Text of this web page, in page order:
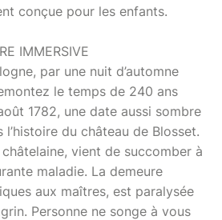
conçue pour les enfants.
IMMERSIVE
par une nuit d’automne
le temps de 240 ans
1782, une date aussi sombre
l’histoire du château de Blosset.
vient de succomber à
maladie. La demeure
aux maîtres, est paralysée
Personne ne songe à vous